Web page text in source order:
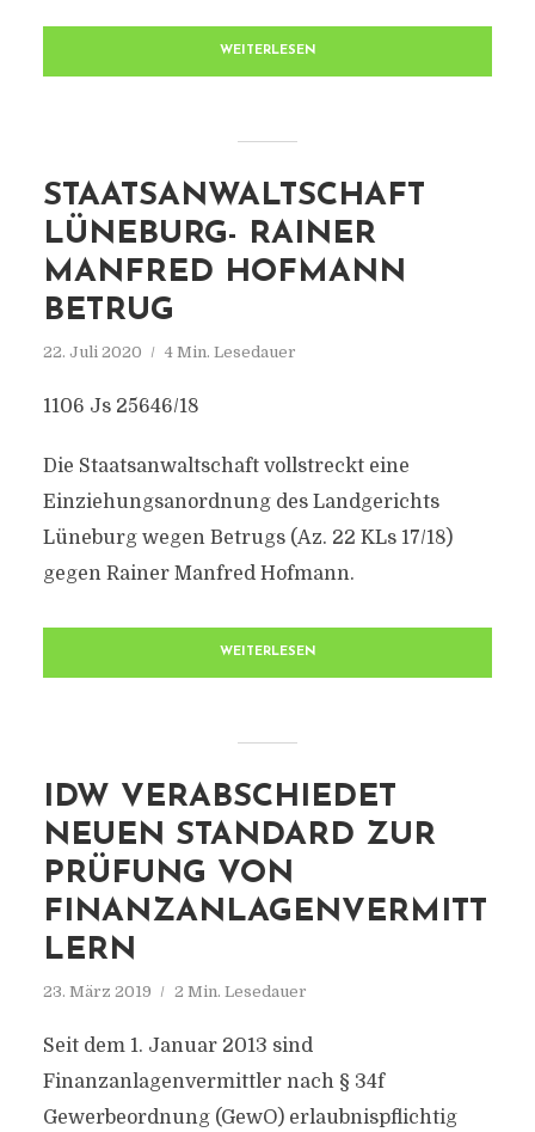
WEITERLESEN
STAATSANWALTSCHAFT
LÜNEBURG- RAINER
MANFRED HOFMANN
BETRUG
22. Juli 2020 4 Min. Lesedauer
1106 Js 25646/18
Die Staatsanwaltschaft vollstreckt eine
Einziehungsanordnung des Landgerichts
Lüneburg wegen Betrugs (Az. 22 KLs 17/18)
gegen Rainer Manfred Hofmann.
WEITERLESEN
IDW VERABSCHIEDET
NEUEN STANDARD ZUR
PRÜFUNG VON
FINANZANLAGENVERMITT
LERN
23. März 2019 2 Min. Lesedauer
Seit dem 1. Januar 2013 sind
Finanzanlagenvermittler nach § 34f
Gewerbeordnung (GewO) erlaubnispflichtig